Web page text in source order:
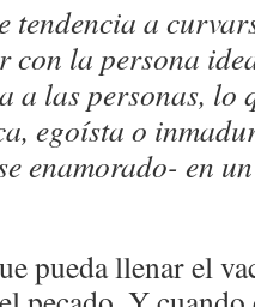
tendencia a
con la persona
a las personas, lo
egoísta o
enamorado- en
pueda llenar el